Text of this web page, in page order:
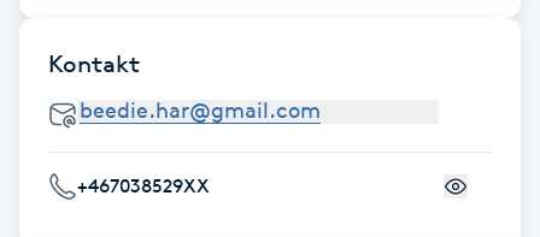
Fransar
Fransborttagning
Fransfärgning
Kontakt
+467038529XX